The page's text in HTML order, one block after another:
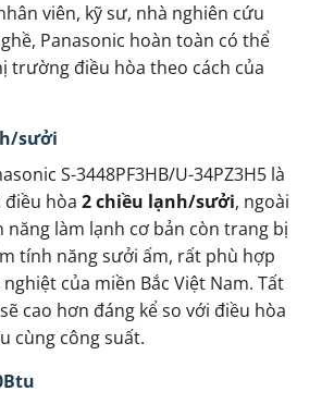
viên, kỹ sư, nhà nghiên cứu
Panasonic hoàn toàn có thể
trường điều hòa theo cách của
sưởi
S-3448PF3HB/U-34PZ3H5 là
điều hòa 2 chiều lạnh/sưởi, ngoài
năng làm lạnh cơ bản còn trang bị
tính năng sưởi ấm, rất phù hợp
của miền Bắc Việt Nam. Tất
cao hơn đáng kể so với điều hòa
cùng công suất.